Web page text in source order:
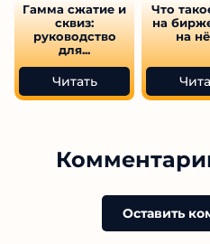
Гамма сжатие и
сквиз:
руководство
для...
Читать
Что
на
на
Оставить